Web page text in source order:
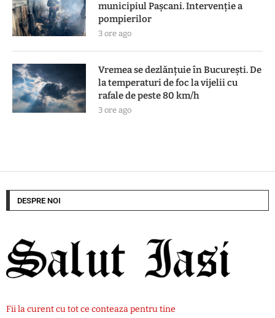
municipiul Pașcani. Intervenție a
pompierilor
3 ore ago
Vremea se dezlănțuie în București. De
la temperaturi de foc la vijelii cu
rafale de peste 80 km/h
3 ore ago
DESPRE NOI
Fii la curent cu tot ce conteaza pentru tine